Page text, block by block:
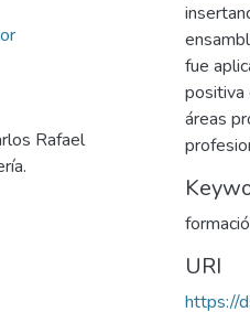
Rafael
fue
positiva
áreas
URI
https://